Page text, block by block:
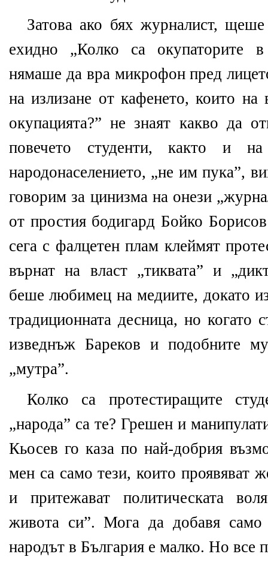
Затова ако бях журналист,
ехидно „Колко са окупаторите
нямаше да вра микрофон пред
на излизане от кафенето, които на
окупацията?” не знаят какво да
повечето студенти, както и
народонаселението, „не им пука”,
говорим за цинизма на онези
от простия бодигард Бойко
сега с фалцетен плам клеймят
върнат на власт „тиквата” и
беше любимец на медиите, докато
традиционната десница, но когато
изведнъж Бареков и подобните
„мутра”.
Колко са протестиращите
„народа” са те? Грешен и
Кьосев го каза по най-добрия
мен са само тези, които проявяват
и притежават политическата
живота си”. Мога да добавя само
народът в България е малко. Но все